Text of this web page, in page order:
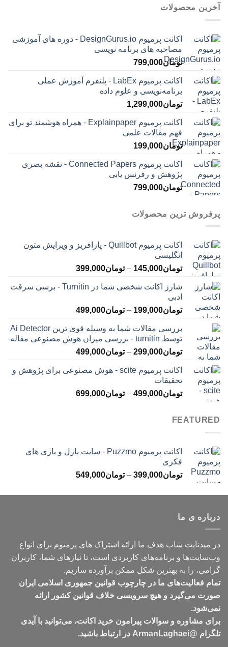
آخرین محصولات
اکانت پرمیوم DesignGurus.io - دوره ‌های آموزشی
مصاحبه ‌های برنامه نویسی
تومان799,000
اکانت پرمیوم LabEx - پلتفرم آموزش عملی
برنامه‌نویسی و علوم داده
تومان1,299,000
اکانت پرمیوم Explainpaper - همراه هوشمند تو برای
فهم مقالات علمی
تومان199,000
اکانت پرمیوم Connected Papers - نقشه بصری
پژوهش و رفرنس یابی
تومان799,000
پرفروش ترین محصولات
اکانت پرمیوم Quillbot - پارافریز و ویرایش متون
انگلیسی
تومان145,000
– تومان399,000محدوده
تومان145,000
تومان399,000
شارژ اکانت شخصی شما در Turnitin - برسی سرقت
ادبی
تومان199,000
– تومان499,000محدوده
تومان199,000
تا
تومان499,000
بررسی مقالات شما به وسیله قوی ترین Ai Detector
توسط turnitin - بررسی میزان هوش مصنوعی مقاله
تومان299,000
– تومان499,000محدوده
تومان299,000
تومان499,000
اکانت پرمیوم scite - هوش مصنوعی برای پژوهش و
تحقیقات
تومان499,000
– تومان699,000محدوده
FEATURED
اکانت پرمیوم Puzzmo - سایت پازل و بازی های
فکری
تومان399,000
– تومان549,000محدوده
تومان399,000
درباره ی ما
در میدنایت شاپ هدف ما ارائه اشتراک های پرمیوم برای انواع
وب‌سایت‌ها و برنامه‌های کاربردی است، تا نیازهای شما، کاربران
گرامی، را به بهترین شکل ممکن برآورده سازیم.
تمام فعالیت‌های ما در چارچوب قوانین جمهوری اسلامی ایران
صورت می‌گیرد و هیچ سرویسی خلاف قوانین کشور ارائه
نمی‌شود.
برای مشاوره و سوالات پیرامون خرید اکانت، می‌توانید با آیدی
تلگرام @ArmanLaghaei در ارتباط باشید.